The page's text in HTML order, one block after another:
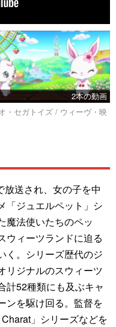
2本の動画
・セガトイズ / ウィーヴ・映
送され、女の子を中
「ジュエルペット」シ
魔法使いたちのペッ
ウィーツランドに迫る
く。シリーズ歴代のジ
リジナルのスウィーツ
計52種類にも及ぶキャ
ンを駆け回る。監督を
」シリーズなどを